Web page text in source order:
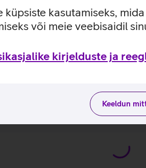
küpsiste kasutamiseks,
või meie veebisaidil
kirjelduste ja
Keeldun
ja kasutusviisidega tootja kodulehel
G7_EST